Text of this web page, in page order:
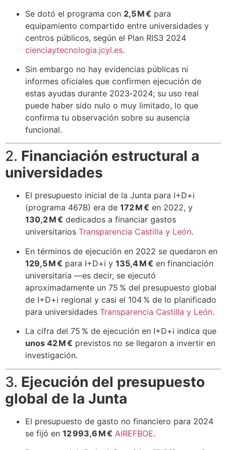
Se dotó el programa con 2,5 M € para
equipamiento compartido entre universidades y
centros públicos, según el Plan RIS3 2024
cienciaytecnologia.jcyl.es.
Sin embargo no hay evidencias públicas ni
informes oficiales que confirmen ejecución de
estas ayudas durante 2023‑2024; su uso real
puede haber sido nulo o muy limitado, lo que
confirma tu observación sobre su ausencia
funcional.
2. Financiación estructural a
universidades
El presupuesto inicial de la Junta para I+D+i
(programa 467B) era de 172 M € en 2022, y
130,2 M € dedicados a financiar gastos
universitarios Transparencia Castilla y León.
En términos de ejecución en 2022 se quedaron en
129,5 M € para I+D+i y 135,4 M € en financiación
universitaria —es decir, se ejecutó
aproximadamente un 75 % del presupuesto global
de I+D+i regional y casi el 104 % de lo planificado
para universidades Transparencia Castilla y León.
La cifra del 75 % de ejecución en I+D+i indica que
unos 42 M € previstos no se llegaron a invertir en
investigación.
3. Ejecución del presupuesto
global de la Junta
El presupuesto de gasto no financiero para 2024
se fijó en 12 993,6 M € AIREFBOE.